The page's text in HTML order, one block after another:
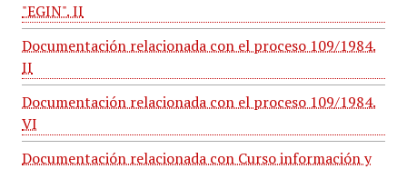
"EGIN". II
Documentación relacionada con el proceso 109/1984.
II
Documentación relacionada con el proceso 109/1984.
VI
Documentación relacionada con Curso información y